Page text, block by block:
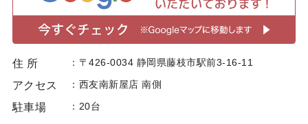
住 所 〒426-0034 静岡県藤枝市駅前3-16-11
アクセス 西友南新屋店 南側
駐車場 20台